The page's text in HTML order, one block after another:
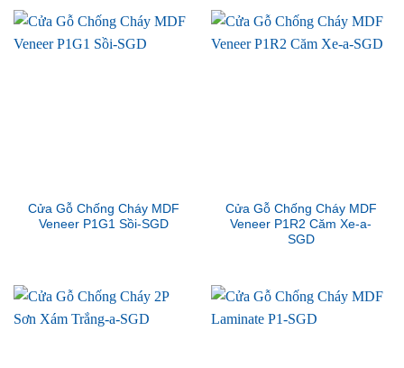
Cửa Gỗ Chống Cháy MDF
Veneer P1G1 Sồi-SGD
Cửa Gỗ Chống Cháy MDF
Veneer P1R2 Căm Xe-a-
SGD